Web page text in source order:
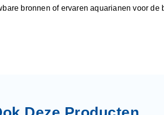
bronnen of ervaren aquarianen voor de